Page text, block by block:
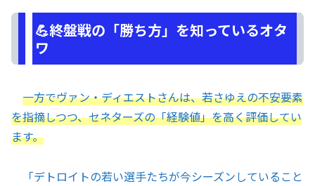
💪終盤戦の「勝ち方」を知っているオタ
ワ
一方でヴァン・ディエストさんは、若さゆえの不安要素
を指摘しつつ、セネターズの「経験値」を高く評価してい
ます。
「デトロイトの若い選手たちが今シーズンしていること